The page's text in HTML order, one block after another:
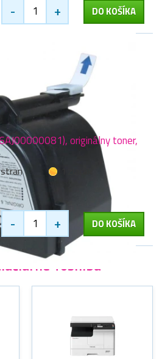
- + DO KOŠÍKA
originálny toner,
- + DO KOŠÍKA
Toshiba